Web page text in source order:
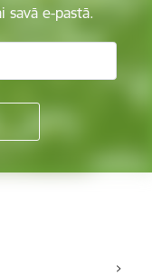
savā e-pastā.